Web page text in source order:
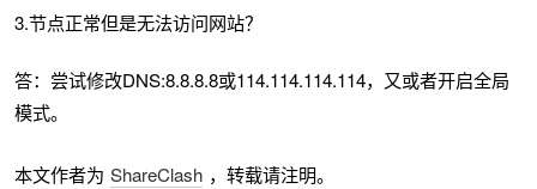
3.节点正常但是无法访问网站？
答：尝试修改DNS:8.8.8.8或114.114.114.114，又或者开启全局
模式。
本文作者为 ShareClash ，转载请注明。